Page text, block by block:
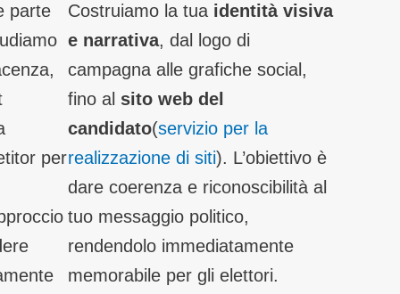
parte
per
Costruiamo la tua identità visiva
e narrativa, dal logo di
campagna alle grafiche social,
fino al sito web del
candidato(servizio per la
realizzazione di siti). L’obiettivo è
dare coerenza e riconoscibilità al
tuo messaggio politico,
rendendolo immediatamente
memorabile per gli elettori.